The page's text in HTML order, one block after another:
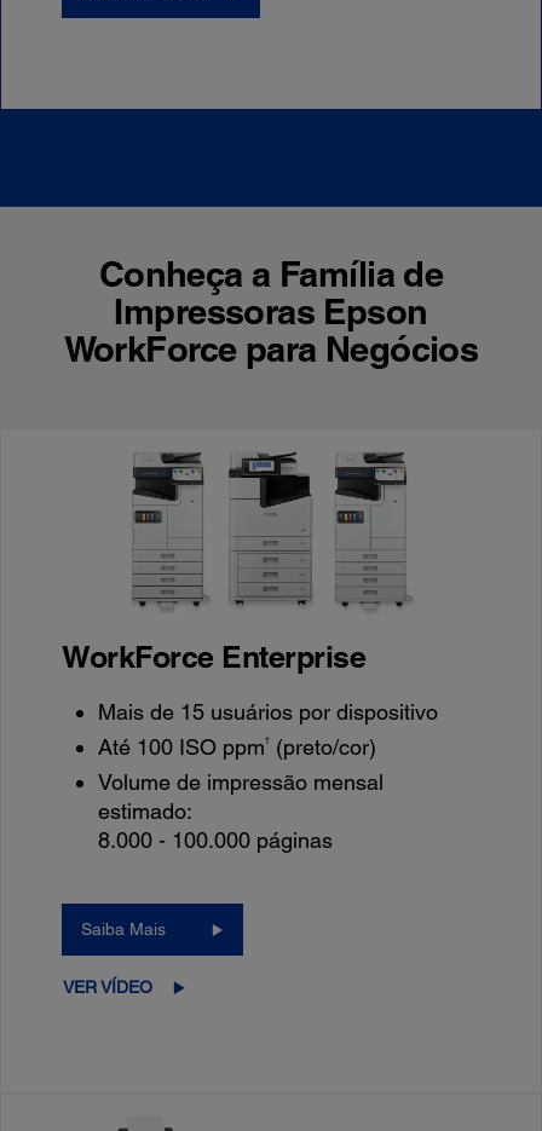
Conheça a Família de
Impressoras Epson
WorkForce para Negócios
WorkForce Enterprise
Mais de 15 usuários por dispositivo
Até 100 ISO ppm†
(preto/cor)
Volume de impressão mensal
estimado:
8.000 - 100.000 páginas
Saiba Mais
VER VÍDEO